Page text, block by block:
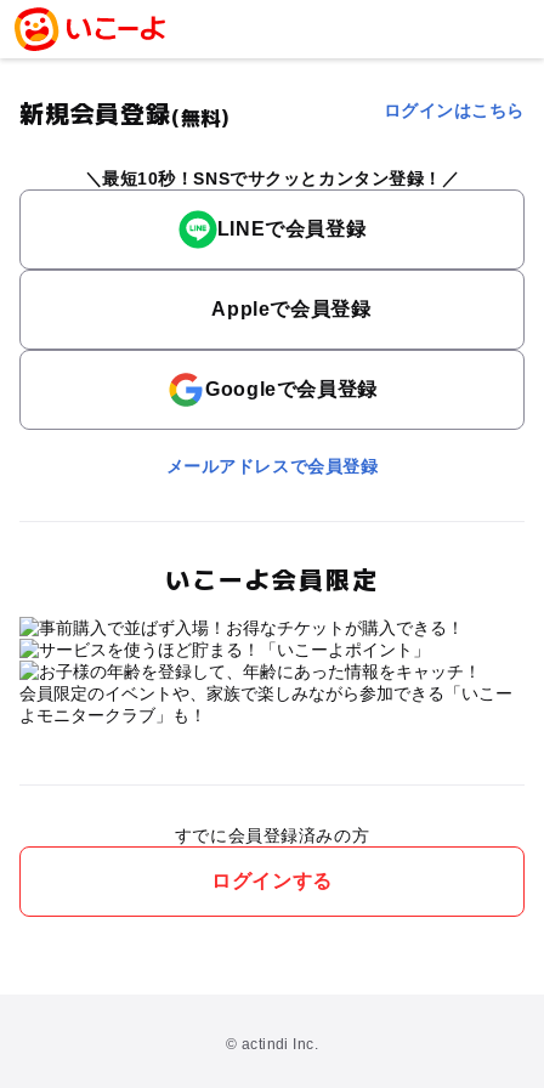
新規会員登録(無料) ログインはこちら
最短10秒！SNSでサクッとカンタン登録！
LINEで会員登録
Appleで会員登録
Googleで会員登録
メールアドレスで会員登録
いこーよ会員限定
会員限定のイベントや、家族で楽しみながら参加できる「いこー
よモニタークラブ」も！
すでに会員登録済みの方
ログインする
© actindi Inc.